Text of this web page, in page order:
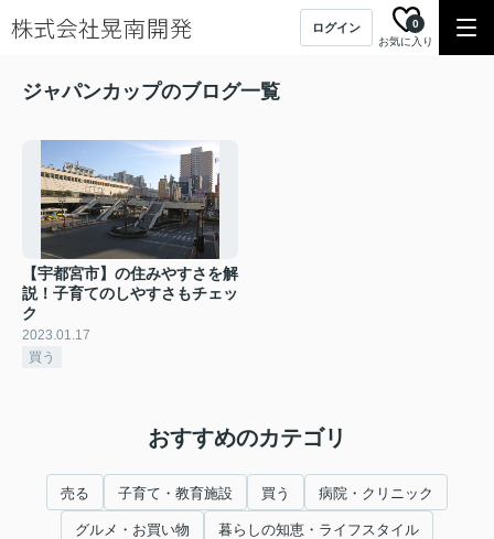
ログイン
お気に入り
0
ジャパンカップのブログ一覧
【宇都宮市】の住みやすさを解
説！子育てのしやすさもチェッ
ク
2023.01.17
買う
おすすめのカテゴリ
売る 子育て・教育施設 買う 病院・クリニック
グルメ・お買い物 暮らしの知恵・ライフスタイル